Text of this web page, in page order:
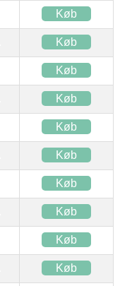
Køb
Køb
Køb
Køb
Køb
Køb
Køb
Køb
Køb
Køb